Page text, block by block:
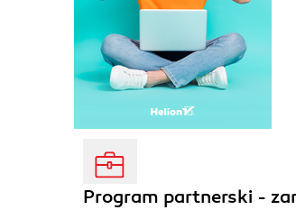
Program partnerski -